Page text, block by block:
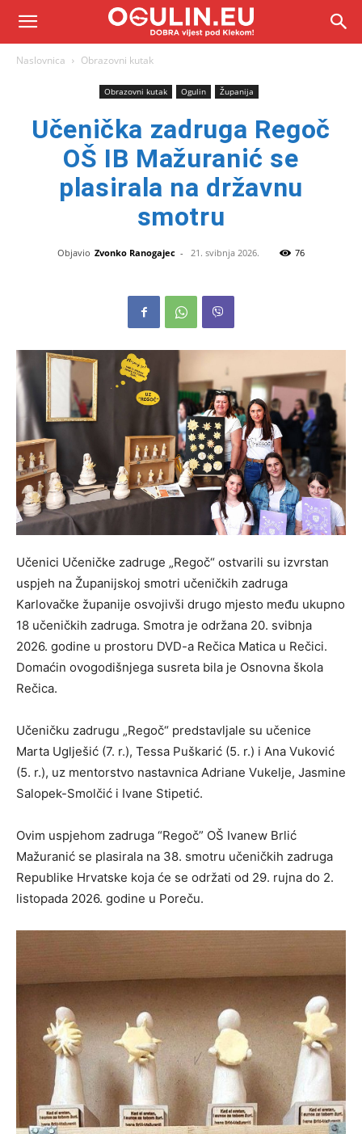
Naslovnica Obrazovni kutak
Obrazovni kutak Ogulin Županija
Učenička zadruga Regoč
OŠ IB Mažuranić se
plasirala na državnu
smotru
Objavio Zvonko Ranogajec - 21. svibnja 2026. 76
Učenici Učeničke zadruge „Regoč“ ostvarili su izvrstan
uspjeh na Županijskoj smotri učeničkih zadruga
Karlovačke županije osvojivši drugo mjesto među ukupno
18 učeničkih zadruga. Smotra je održana 20. svibnja
2026. godine u prostoru DVD-a Rečica Matica u Rečici.
Domaćin ovogodišnjega susreta bila je Osnovna škola
Rečica.
Učeničku zadrugu „Regoč“ predstavljale su učenice
Marta Uglješić (7. r.), Tessa Puškarić (5. r.) i Ana Vuković
(5. r.), uz mentorstvo nastavnica Adriane Vukelje, Jasmine
Salopek-Smolčić i Ivane Stipetić.
Ovim uspjehom zadruga “Regoč” OŠ Ivanew Brlić
Mažuranić se plasirala na 38. smotru učeničkih zadruga
Republike Hrvatske koja će se održati od 29. rujna do 2.
listopada 2026. godine u Poreču.